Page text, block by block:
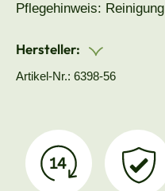
Pflegehinweis: Reinigung
Hersteller:
Artikel-Nr.: 6398-56